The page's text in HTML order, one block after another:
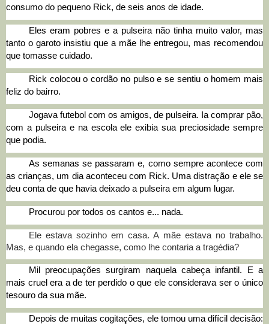
consumo do pequeno Rick, de seis anos de idade.
Eles eram pobres e a pulseira não tinha muito valor, mas
tanto o garoto insistiu que a mãe lhe entregou, mas recomendou
que tomasse cuidado.
Rick colocou o cordão no pulso e se sentiu o homem mais
feliz do bairro.
Jogava futebol com os amigos, de pulseira. Ia comprar pão,
com a pulseira e na escola ele exibia sua preciosidade sempre
que podia.
As semanas se passaram e, como sempre acontece com
as crianças, um dia aconteceu com Rick. Uma distração e ele se
deu conta de que havia deixado a pulseira em algum lugar.
Procurou por todos os cantos e... nada.
Ele estava sozinho em casa. Amãe estava no trabalho.
Mas, e quando ela chegasse, como lhe contaria a tragédia?
Mil preocupações surgiram naquela cabeça infantil. E a
mais cruel era a de ter perdido o que ele considerava ser o único
tesouro da sua mãe.
Depois de muitas cogitações, ele tomou uma difícil decisão: